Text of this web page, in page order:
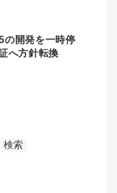
の開発を一時停
へ方針転換
検索